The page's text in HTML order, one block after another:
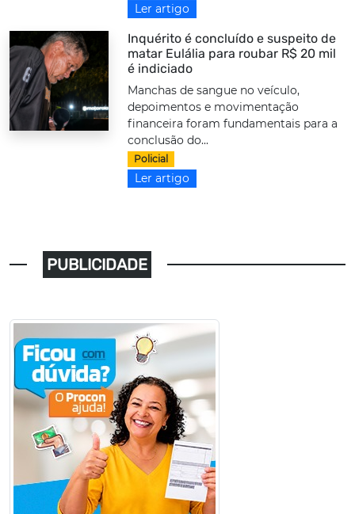
Ler artigo
Inquérito é concluído e suspeito de
matar Eulália para roubar R$ 20 mil
é indiciado
Manchas de sangue no veículo,
depoimentos e movimentação
financeira foram fundamentais para a
conclusão do...
Policial
Ler artigo
PUBLICIDADE